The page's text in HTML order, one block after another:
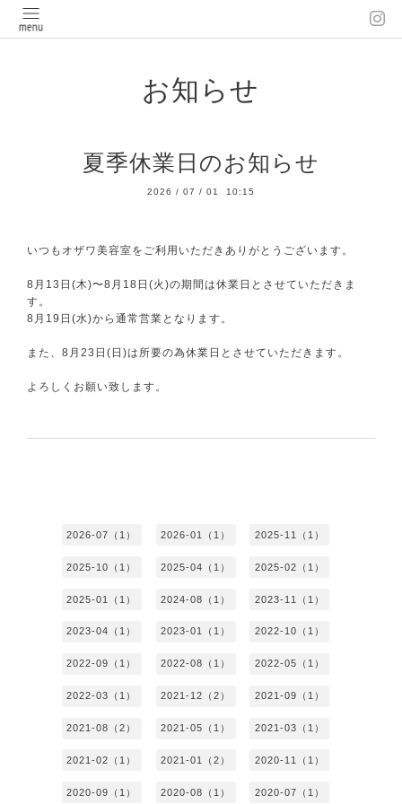
お知らせ
夏季休業日のお知らせ
2026 / 07 / 01 10:15
いつもオザワ美容室をご利用いただきありがとうございます。
8月13日(木)〜8月18日(火)の期間は休業日とさせていただきま
す。
8月19日(水)から通常営業となります。
また、8月23日(日)は所要の為休業日とさせていただきます。
よろしくお願い致します。
2026-07（1） 2026-01（1） 2025-11（1）
2025-10（1） 2025-04（1） 2025-02（1）
2025-01（1） 2024-08（1） 2023-11（1）
2023-04（1） 2023-01（1） 2022-10（1）
2022-09（1） 2022-08（1） 2022-05（1）
2022-03（1） 2021-12（2） 2021-09（1）
2021-08（2） 2021-05（1） 2021-03（1）
2021-02（1） 2021-01（2） 2020-11（1）
2020-09（1） 2020-08（1） 2020-07（1）